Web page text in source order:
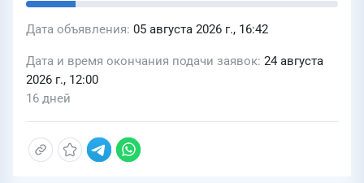
Дата объявления 05 августа 2026 г., 16:42
Дата и время окончания подачи заявок 24 августа
2026 г., 12:00
16 дней